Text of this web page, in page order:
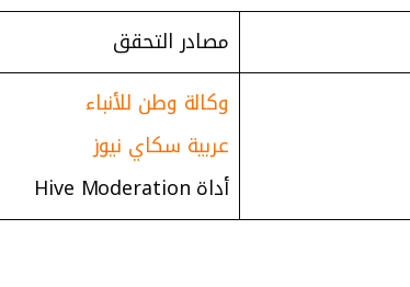
مصادر التحقق
وكالة وطن للأنباء
عربية سكاي نيوز
أداة Hive Moderation